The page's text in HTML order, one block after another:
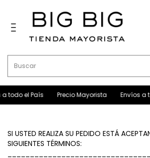
todo el País Precio Mayorista Envíos a
SI USTED REALIZA SU PEDIDO ESTÁ
SIGUIENTES TÉRMINOS: